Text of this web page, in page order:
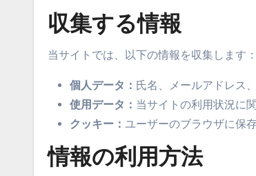
収集する情報
当サイトでは、以下の情報を収集します：
個人データ： 氏名、メールアドレス
使用データ： 当サイトの利用状況に
クッキー： ユーザーのブラウザに保
情報の利用方法